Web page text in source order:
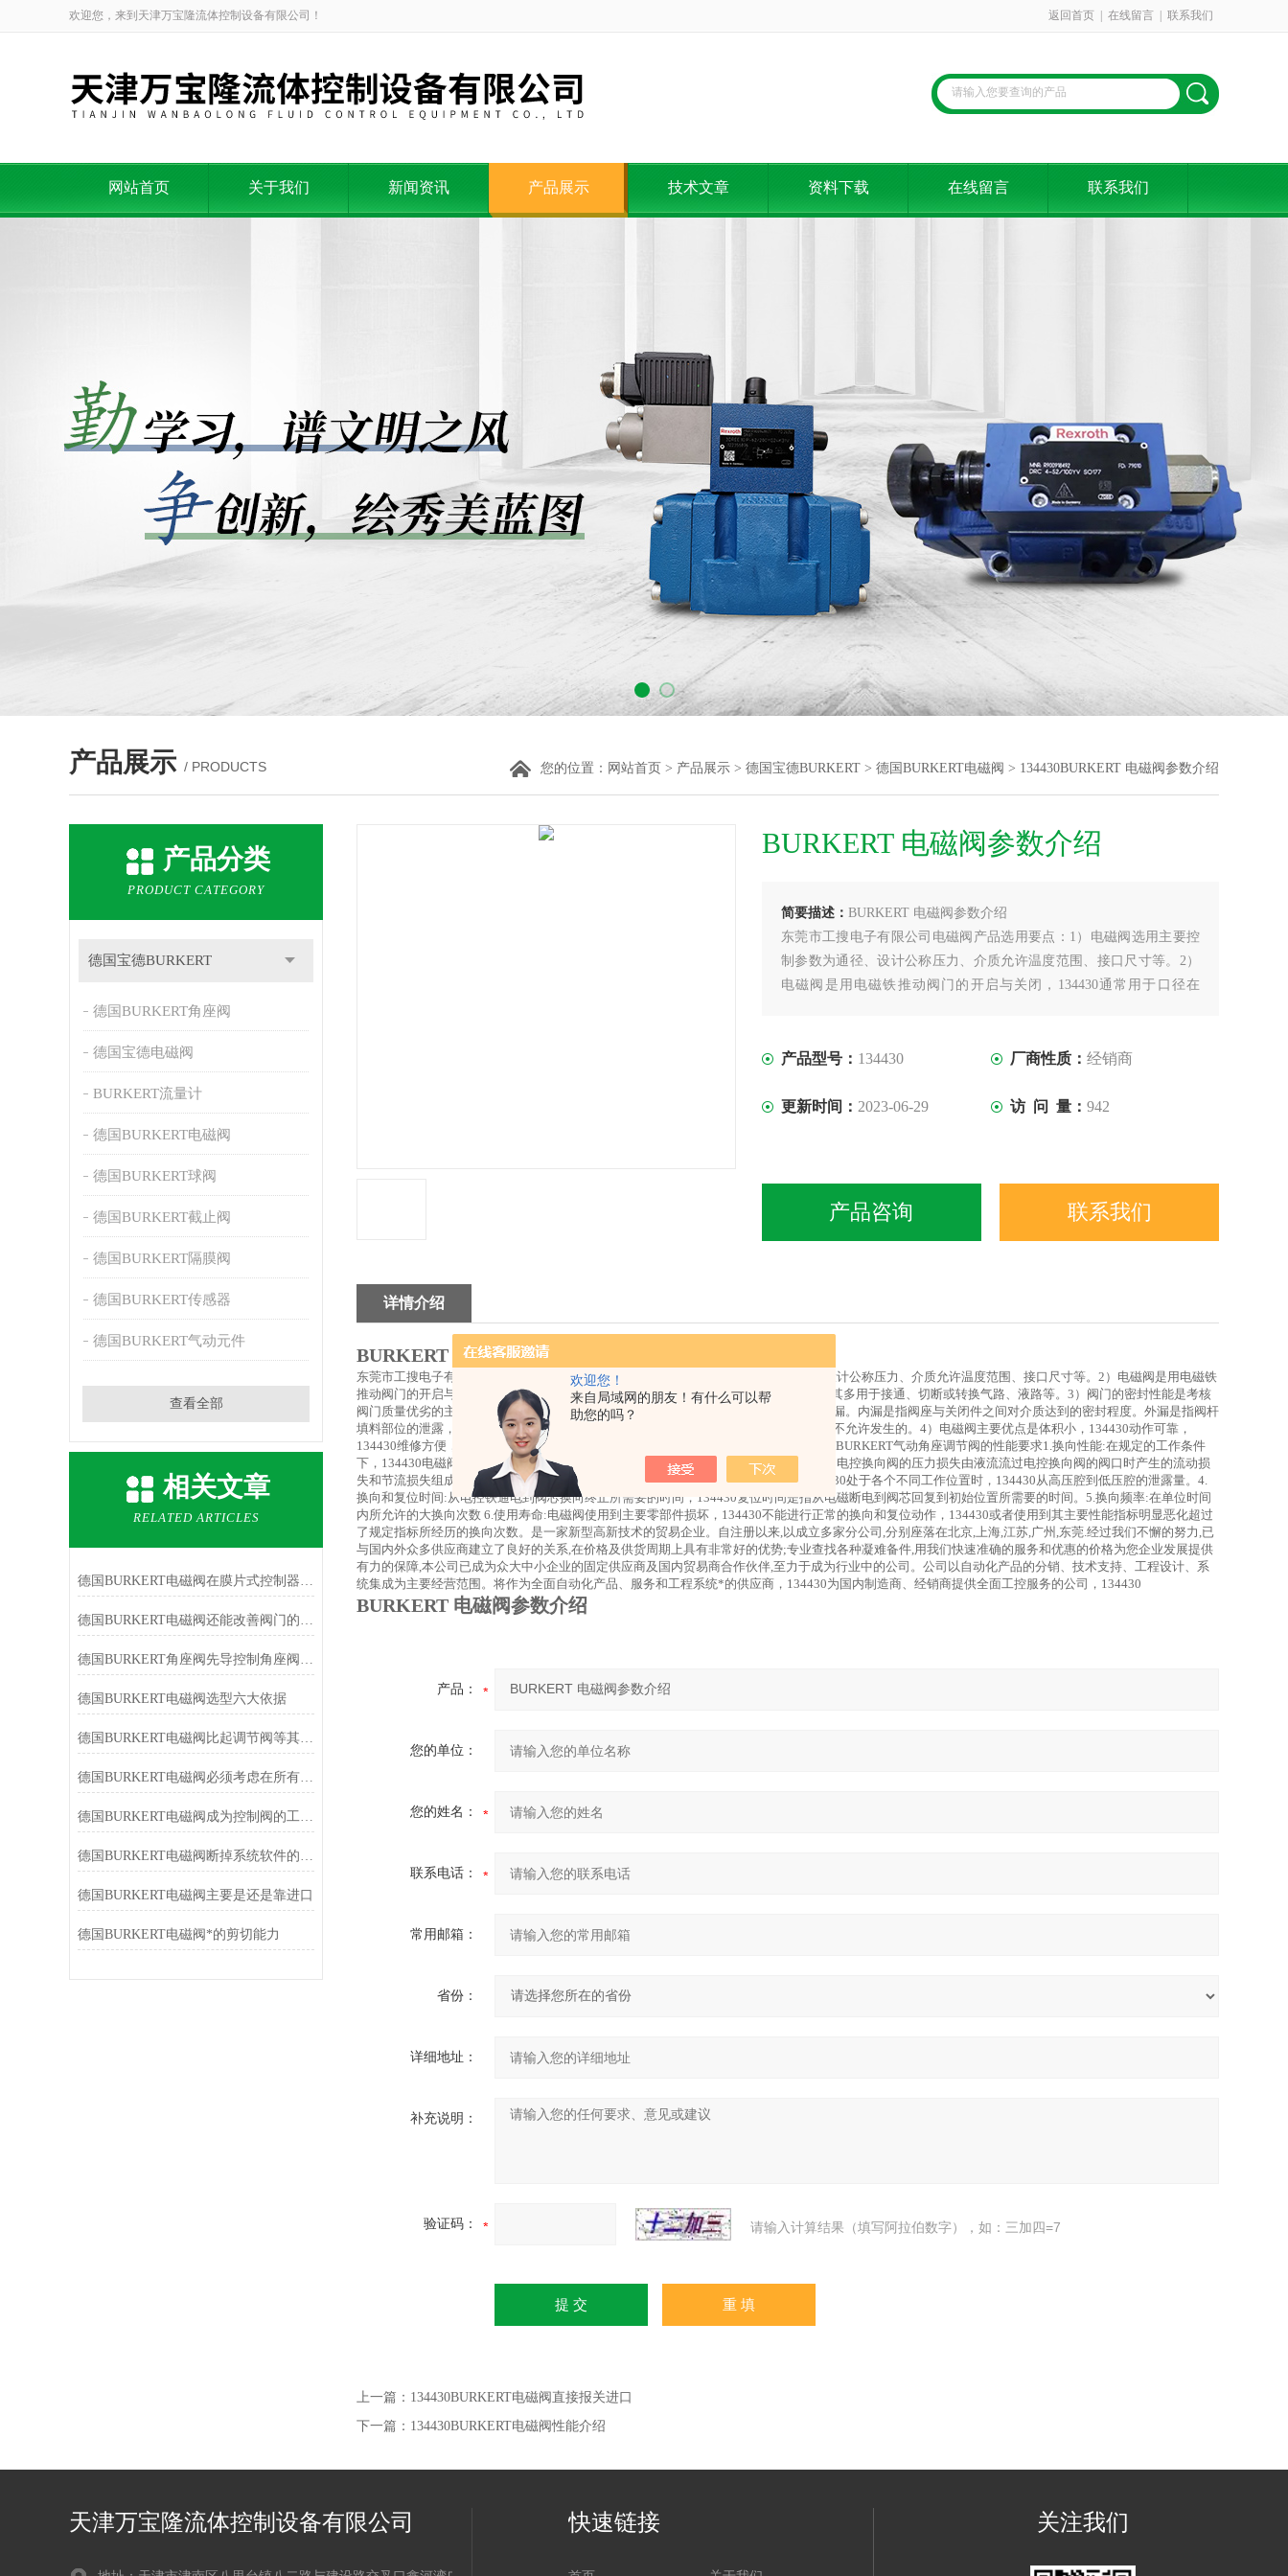
欢迎您！
来自局域网的朋友！有什么可以帮
助您的吗？
欢迎您，来到天津万宝隆流体控制设备有限公司！ 返回首页 在线留言 联系我们
网站首页 关于我们 新闻资讯 产品展示 技术文章 资料下载 在线留言 联系我们
产品展示 / PRODUCTS 您的位置： 网站首页 > 产品展示 > 德国宝德BURKERT > 德国BURKERT电磁阀 > 134430BURKERT 电磁阀参数介绍
产品分类
PRODUCT CATEGORY
德国宝德BURKERT
德国BURKERT角座阀
德国宝德电磁阀
BURKERT流量计
德国BURKERT电磁阀
德国BURKERT球阀
德国BURKERT截止阀
德国BURKERT隔膜阀
德国BURKERT传感器
德国BURKERT气动元件
查看全部
相关文章
RELATED ARTICLES
德国BURKERT电磁阀在膜片式控制器上下腔形成压力差后方能实现
德国BURKERT电磁阀还能改善阀门的操作性能
德国BURKERT角座阀先导控制角座阀使用说明
德国BURKERT电磁阀选型六大依据
德国BURKERT电磁阀比起调节阀等其它种类执行器易于安装维护
德国BURKERT电磁阀必须考虑在所有操作工况下
德国BURKERT电磁阀成为控制阀的工业域中发展快的一种阀门
德国BURKERT电磁阀断掉系统软件的气源管道
德国BURKERT电磁阀主要是还是靠进口
德国BURKERT电磁阀*的剪切能力
BURKERT 电磁阀参数介绍
简要描述： BURKERT 电磁阀参数介绍
东莞市工搜电子有限公司电磁阀产品选用要点：1）电磁阀选用主要控
制参数为通径、设计公称压力、介质允许温度范围、接口尺寸等。2）
电磁阀是用电磁铁推动阀门的开启与关闭，134430通常用于口径在
产品型号： 134430 厂商性质： 经销商
更新时间： 2023-06-29 访 问 量： 942
产品咨询 联系我们
详情介绍
BURKERT 电磁阀参数介绍
东莞市工搜电子有限公司电磁阀产品选用要点：1）电磁阀选用主要控制参数为通径、设计公称压力、介质允许温度范围、接口尺寸等。2）电磁阀是用电磁铁
推动阀门的开启与关闭，134430通常用于口径在40mm以下的两位式控制中，134430尤其多用于接通、切断或转换气路、液路等。3）阀门的密封性能是考核
阀门质量优劣的主要指标之一。阀门的密封性能主要包括两个方面，134430即内漏和外漏。内漏是指阀座与关闭件之间对介质达到的密封程度。外漏是指阀杆
填料部位的泄露，134430中口垫片部位的泄露以及阀体因铸造缺陷造成的泄露。外漏是不允许发生的。4）电磁阀主要优点是体积小，134430动作可靠，
134430维修方便，134430价格便宜。选择时需要注意根据工艺要求选择常开或常闭型。BURKERT气动角座调节阀的性能要求1.换向性能:在规定的工作条件
下，134430电磁阀通电后能否可靠地换向，134430断电后能否可靠地复位。2.压力损失:电控换向阀的压力损失由液流流过电控换向阀的阀口时产生的流动损
失和节流损失组成。3.内泄露量:电控换向阀的内泄露量是指在规定的工作条件下，134430处于各个不同工作位置时，134430从高压腔到低压腔的泄露量。4.
换向和复位时间:从电控铁通电到阀芯换向终止所需要的时间，134430复位时间是指从电磁断电到阀芯回复到初始位置所需要的时间。5.换向频率:在单位时间
内所允许的大换向次数 6.使用寿命:电磁阀使用到主要零部件损坏，134430不能进行正常的换向和复位动作，134430或者使用到其主要性能指标明显恶化超过
了规定指标所经历的换向次数。是一家新型高新技术的贸易企业。自注册以来,以成立多家分公司,分别座落在北京,上海,江苏,广州,东莞.经过我们不懈的努力,已
与国内外众多供应商建立了良好的关系,在价格及供货周期上具有非常好的优势;专业查找各种凝难备件,用我们快速准确的服务和优惠的价格为您企业发展提供
有力的保障,本公司已成为众大中小企业的固定供应商及国内贸易商合作伙伴,至力于成为行业中的公司。公司以自动化产品的分销、技术支持、工程设计、系
统集成为主要经营范围。将作为全面自动化产品、服务和工程系统*的供应商，134430为国内制造商、经销商提供全面工控服务的公司，134430
BURKERT 电磁阀参数介绍
产品：
您的单位：
您的姓名：
联系电话：
常用邮箱：
省份：
详细地址：
补充说明：
验证码： 请输入计算结果（填写阿拉伯数字），如：三加四=7
上一篇： 134430BURKERT电磁阀直接报关进口
下一篇： 134430BURKERT电磁阀性能介绍
天津万宝隆流体控制设备有限公司 快速链接 关注我们